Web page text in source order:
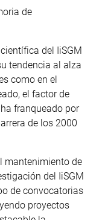
de
del IiSGM
tendencia al alza
como en el
el factor de
franqueado por
de los 2000
mantenimiento de
del IiSGM
de convocatorias
proyectos